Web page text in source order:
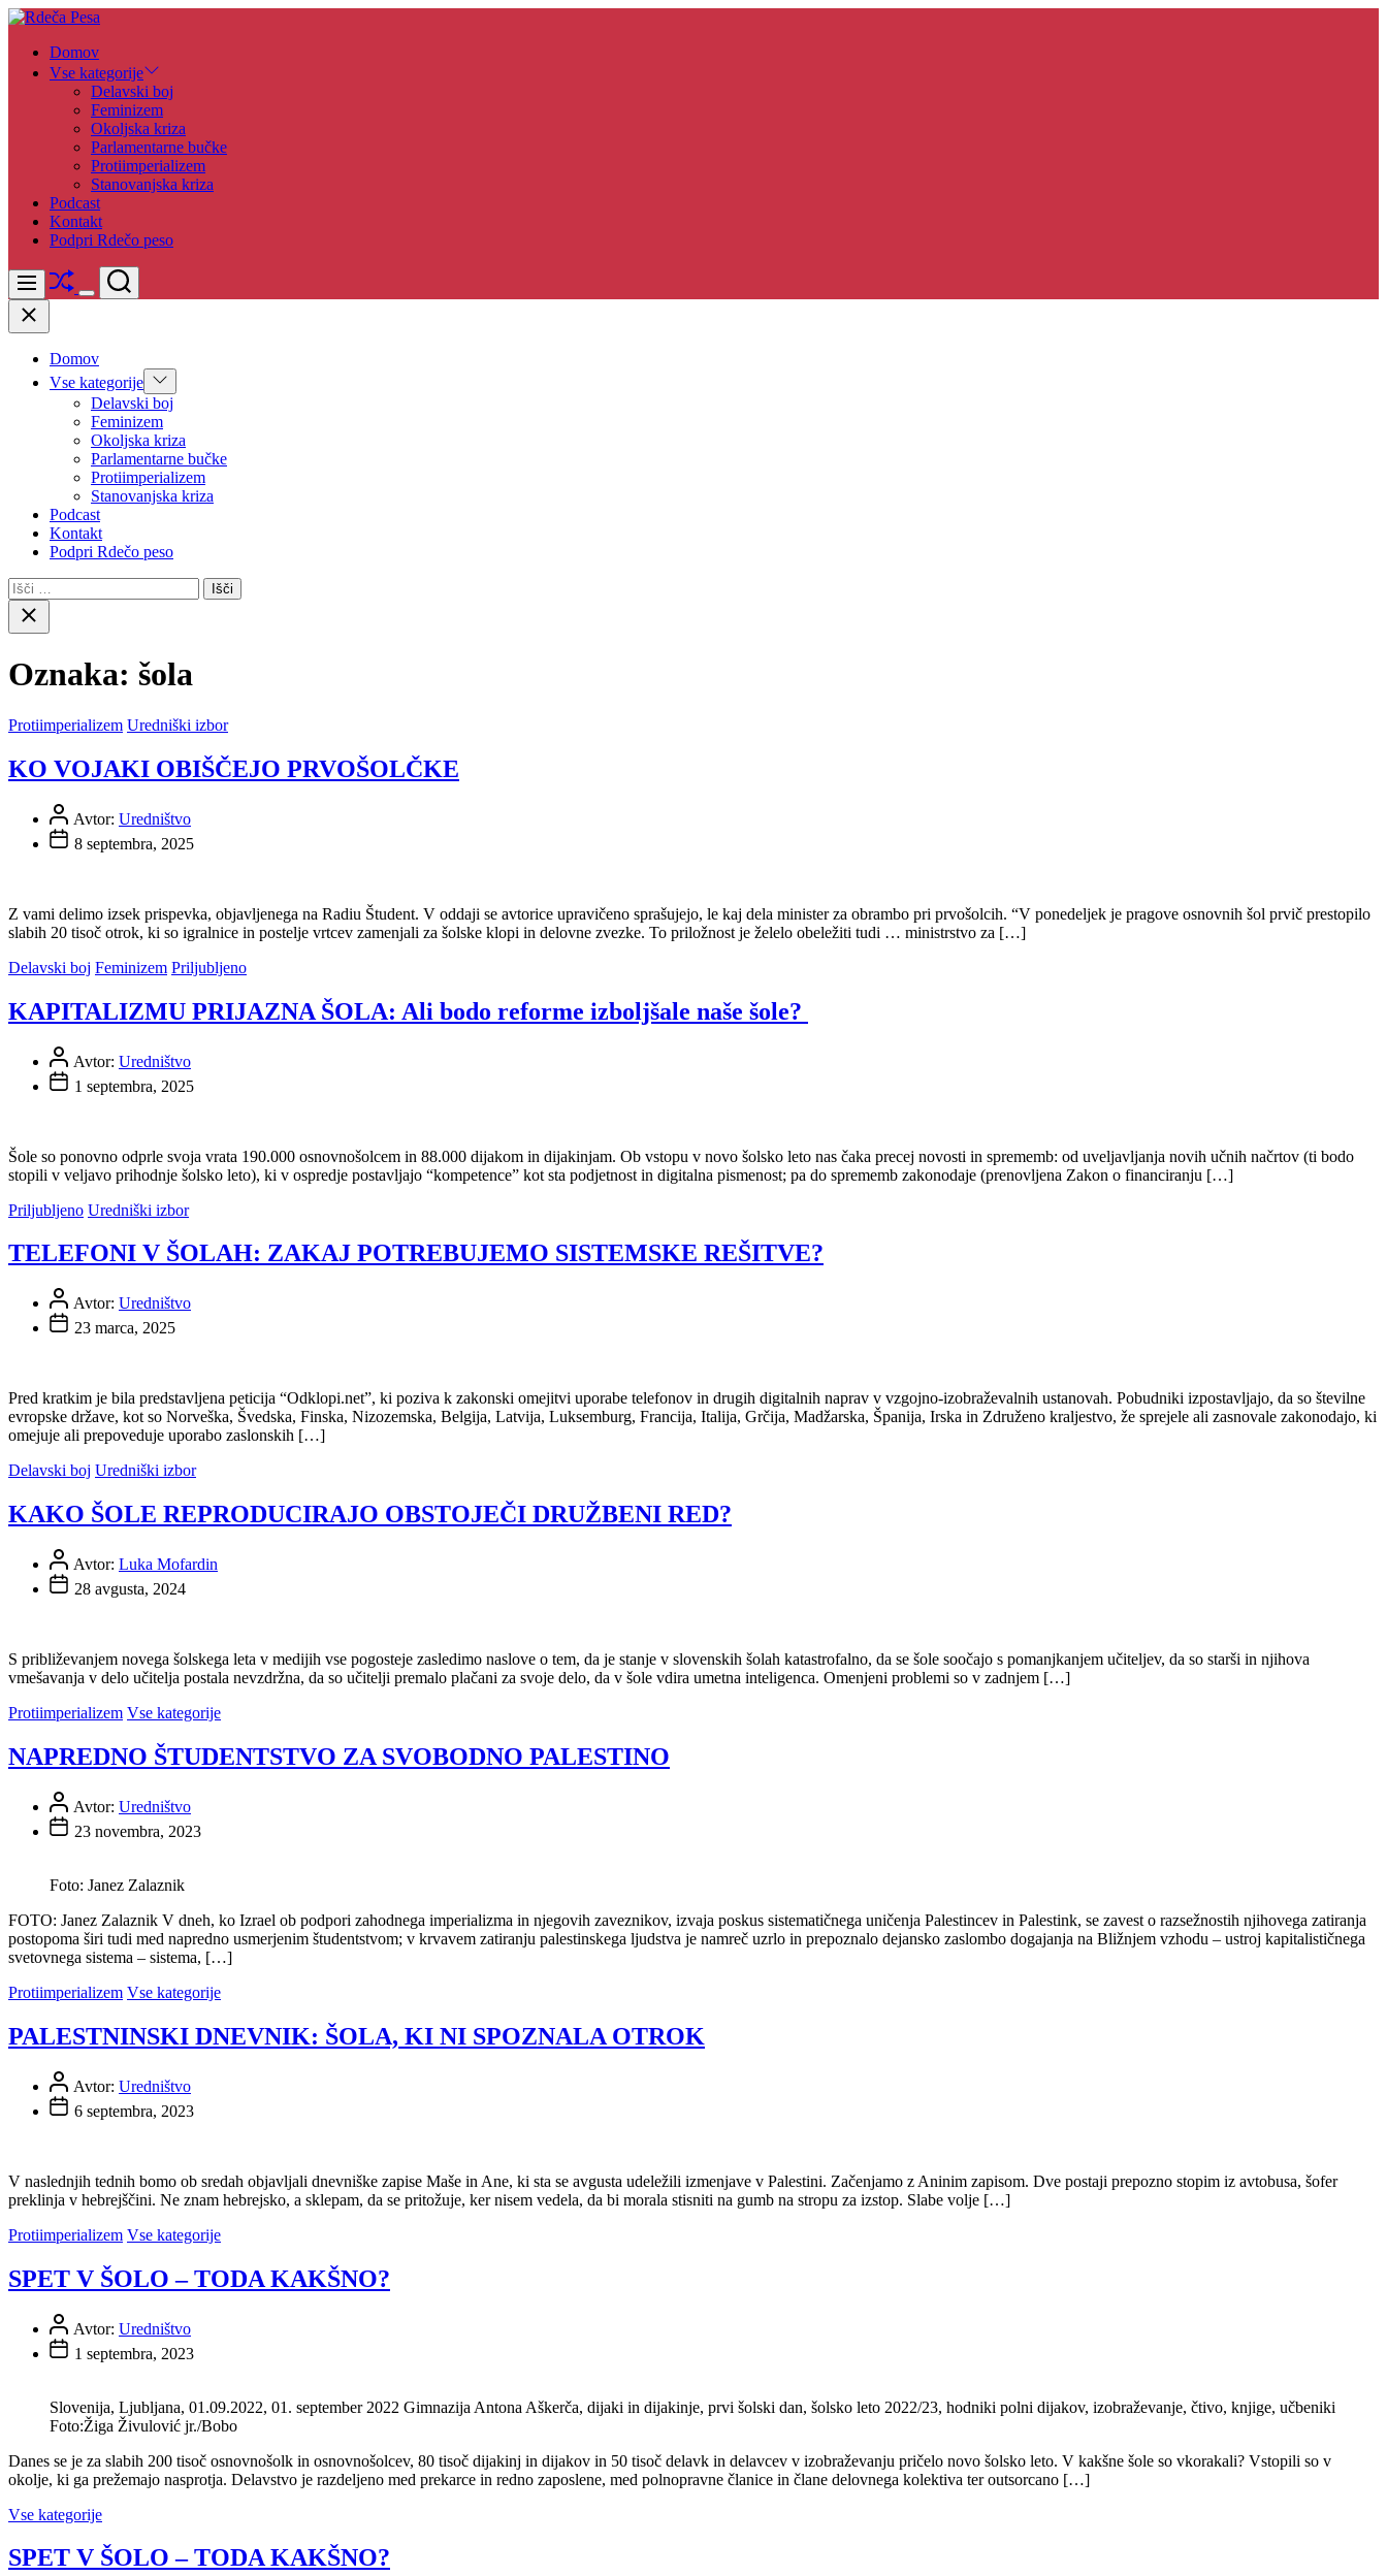
Skip
content
Pesa
Domov
Vse kategorije
Delavski boj
Feminizem
Okoljska kriza
Parlamentarne bučke
Protiimperializem
Stanovanjska kriza
Podcast
Kontakt
Podpri Rdečo peso
Menu Shuffle
Switch
Search
Close
Domov
Vse kategorije Show
sub
menu
Delavski boj
Feminizem
Okoljska kriza
Parlamentarne bučke
Protiimperializem
Stanovanjska kriza
Podcast
Kontakt
Podpri Rdečo peso
Išči:
Close
search
Oznaka: šola
Protiimperializem Uredniški izbor
KO VOJAKI OBIŠČEJO PRVOŠOLČKE
Avtor: Uredništvo
8 septembra, 2025
Z vami delimo izsek prispevka, objavljenega na Radiu Študent. V oddaji se avtorice upravičeno sprašujejo, le kaj dela minister za obrambo pri prvošolcih. “V ponedeljek je pragove osnovnih šol prvič prestopilo
slabih 20 tisoč otrok, ki so igralnice in postelje vrtcev zamenjali za šolske klopi in delovne zvezke. To priložnost je želelo obeležiti tudi … ministrstvo za […]
Delavski boj Feminizem Priljubljeno
KAPITALIZMU PRIJAZNA ŠOLA: Ali bodo reforme izboljšale naše šole?
Avtor: Uredništvo
1 septembra, 2025
Šole so ponovno odprle svoja vrata 190.000 osnovnošolcem in 88.000 dijakom in dijakinjam. Ob vstopu v novo šolsko leto nas čaka precej novosti in sprememb: od uveljavljanja novih učnih načrtov (ti bodo
stopili v veljavo prihodnje šolsko leto), ki v ospredje postavljajo “kompetence” kot sta podjetnost in digitalna pismenost; pa do sprememb zakonodaje (prenovljena Zakon o financiranju […]
Priljubljeno Uredniški izbor
TELEFONI V ŠOLAH: ZAKAJ POTREBUJEMO SISTEMSKE REŠITVE?
Avtor: Uredništvo
23 marca, 2025
​Pred kratkim je bila predstavljena peticija “Odklopi.net”, ki poziva k zakonski omejitvi uporabe telefonov in drugih digitalnih naprav v vzgojno-izobraževalnih ustanovah. Pobudniki izpostavljajo, da so številne
evropske države, kot so Norveška, Švedska, Finska, Nizozemska, Belgija, Latvija, Luksemburg, Francija, Italija, Grčija, Madžarska, Španija, Irska in Združeno kraljestvo, že sprejele ali zasnovale zakonodajo, ki
omejuje ali prepoveduje uporabo zaslonskih […]
Delavski boj Uredniški izbor
KAKO ŠOLE REPRODUCIRAJO OBSTOJEČI DRUŽBENI RED?
Avtor: Luka Mofardin
28 avgusta, 2024
S približevanjem novega šolskega leta v medijih vse pogosteje zasledimo naslove o tem, da je stanje v slovenskih šolah katastrofalno, da se šole soočajo s pomanjkanjem učiteljev, da so starši in njihova
vmešavanja v delo učitelja postala nevzdržna, da so učitelji premalo plačani za svoje delo, da v šole vdira umetna inteligenca. Omenjeni problemi so v zadnjem […]
Protiimperializem Vse kategorije
NAPREDNO ŠTUDENTSTVO ZA SVOBODNO PALESTINO
Avtor: Uredništvo
23 novembra, 2023
Foto: Janez Zalaznik
FOTO: Janez Zalaznik V dneh, ko Izrael ob podpori zahodnega imperializma in njegovih zaveznikov, izvaja poskus sistematičnega uničenja Palestincev in Palestink, se zavest o razsežnostih njihovega zatiranja
postopoma širi tudi med napredno usmerjenim študentstvom; v krvavem zatiranju palestinskega ljudstva je namreč uzrlo in prepoznalo dejansko zaslombo dogajanja na Bližnjem vzhodu – ustroj kapitalističnega
svetovnega sistema – sistema, […]
Protiimperializem Vse kategorije
PALESTNINSKI DNEVNIK: ŠOLA, KI NI SPOZNALA OTROK
Avtor: Uredništvo
6 septembra, 2023
V naslednjih tednih bomo ob sredah objavljali dnevniške zapise Maše in Ane, ki sta se avgusta udeležili izmenjave v Palestini. Začenjamo z Aninim zapisom. Dve postaji prepozno stopim iz avtobusa, šofer
preklinja v hebrejščini. Ne znam hebrejsko, a sklepam, da se pritožuje, ker nisem vedela, da bi morala stisniti na gumb na stropu za izstop. Slabe volje […]
Protiimperializem Vse kategorije
SPET V ŠOLO – TODA KAKŠNO?
Avtor: Uredništvo
1 septembra, 2023
Slovenija, Ljubljana, 01.09.2022, 01. september 2022 Gimnazija Antona Aškerča, dijaki in dijakinje, prvi šolski dan, šolsko leto 2022/23, hodniki polni dijakov, izobraževanje, čtivo, knjige, učbeniki
Foto:Žiga Živulović jr./Bobo
Danes se je za slabih 200 tisoč osnovnošolk in osnovnošolcev, 80 tisoč dijakinj in dijakov in 50 tisoč delavk in delavcev v izobraževanju pričelo novo šolsko leto. V kakšne šole so vkorakali? Vstopili so v
okolje, ki ga prežemajo nasprotja. Delavstvo je razdeljeno med prekarce in redno zaposlene, med polnopravne članice in člane delovnega kolektiva ter outsorcano […]
Vse kategorije
SPET V ŠOLO – TODA KAKŠNO?